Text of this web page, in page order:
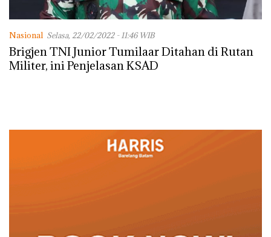
Nasional Selasa, 22/02/2022 - 11:46 WIB
Brigjen TNI Junior Tumilaar Ditahan di Rutan
Militer, ini Penjelasan KSAD